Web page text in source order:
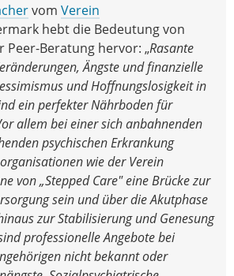
vom Verein
hebt die Bedeutung von
Peer-Beratung hervor: „Rasante
Ängste und finanzielle
und Hoffnungslosigkeit in
ein perfekter Nährboden für
allem bei einer sich anbahnenden
psychischen Erkrankung
wie der Verein
von „Stepped Care" eine Brücke zur
sein und über die Akutphase
zur Stabilisierung und Genesung
professionelle Angebote bei
nicht bekannt oder